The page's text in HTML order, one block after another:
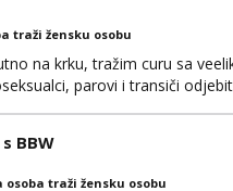
traži žensku osobu
na krku, tražim curu sa
parovi i transiči
BBW
osoba traži žensku osobu